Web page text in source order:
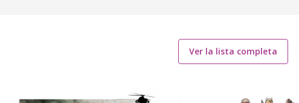
Ver la lista completa